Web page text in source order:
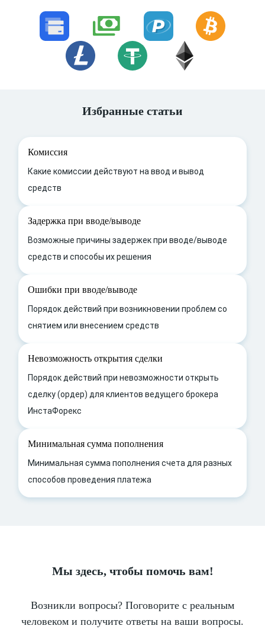
Избранные статьи
Комиссия
Какие комиссии действуют на ввод и вывод
средств
Задержка при вводе/выводе
Возможные причины задержек при вводе/выводе
средств и способы их решения
Ошибки при вводе/выводе
Порядок действий при возникновении проблем со
снятием или внесением средств
Невозможность открытия сделки
Порядок действий при невозможности открыть
сделку (ордер) для клиентов ведущего брокера
ИнстаФорекс
Минимальная сумма пополнения
Минимальная сумма пополнения счета для разных
способов проведения платежа
Мы здесь, чтобы помочь вам!
Возникли вопросы? Поговорите с реальным
человеком и получите ответы на ваши вопросы.